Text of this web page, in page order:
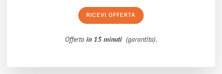
RICEVI OFFERTA
Offerta in 15 minuti (garantita).